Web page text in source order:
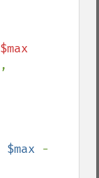
$max